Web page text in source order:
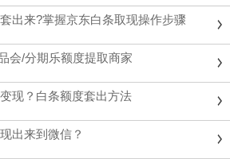
整而有所变化，且并非所有用户都能使用
法，如果你有取现需求，可以联系我们进
度取现商家...
出来?掌握京东白条取现操作步骤
会/分期乐额度提取商家
现？白条额度套出方法
出来到微信？